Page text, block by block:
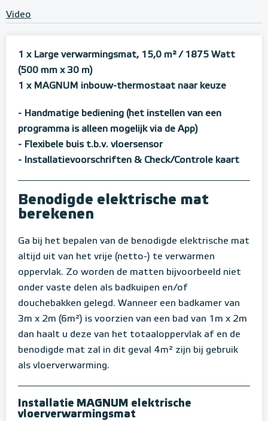
Video
1 x Large verwarmingsmat, 15,0 m²/ 1875 Watt
(500 mm x 30 m)
1 x MAGNUM inbouw-thermostaat naar keuze
- Handmatige bediening (het instellen van een
programma is alleen mogelijk via de App)
- Flexibele buis t.b.v. vloersensor
- Installatievoorschriften & Check/Controle kaart
Benodigde elektrische mat
berekenen
Ga bij het bepalen van de benodigde elektrische mat
altijd uit van het vrije (netto-) te verwarmen
oppervlak. Zo worden de matten bijvoorbeeld niet
onder vaste delen als badkuipen en/of
douchebakken gelegd. Wanneer een badkamer van
3m x 2m (6m²) is voorzien van een bad van 1m x 2m
dan haalt u deze van het totaaloppervlak af en de
benodigde mat zal in dit geval 4m² zijn bij gebruik
als vloerverwarming.
Installatie MAGNUM elektrische
vloerverwarmingsmat